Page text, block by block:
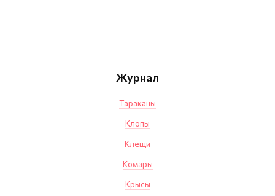
Журнал
Тараканы
Клопы
Клещи
Комары
Крысы